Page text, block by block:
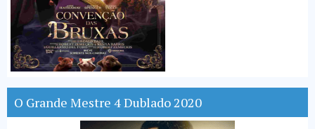
O Grande Mestre 4 Dublado 2020